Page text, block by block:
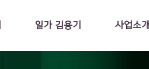
일가 김용기 사업소개